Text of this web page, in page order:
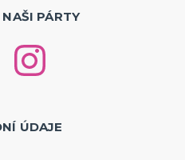
PÁRTY
ÚDAJE